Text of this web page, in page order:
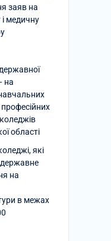
заяв на
медичну
на
області
які
на
в межах